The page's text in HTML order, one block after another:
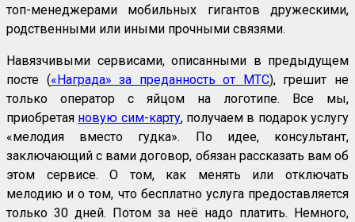
топ-менеджерами мобильных гигантов дружескими,
родственными или иными прочными связями.
Навязчивыми сервисами, описанными в предыдущем
посте («Награда» за преданность от МТС), грешит не
только оператор с яйцом на логотипе. Все мы,
приобретая новую сим-карту, получаем в подарок услугу
«мелодия вместо гудка». По идее, консультант,
заключающий с вами договор, обязан рассказать вам об
этом сервисе. О том, как менять или отключать
мелодию и о том, что бесплатно услуга предоставляется
только 30 дней. Потом за неё надо платить. Немного,